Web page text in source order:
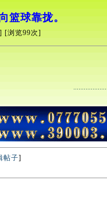
篮球靠拢。
] [浏览99次]
帖子]